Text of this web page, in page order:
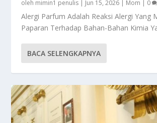
oleh mimin1 penulis | Jun 15, 2026 | Mom | 0
Alergi Parfum Adalah Reaksi Alergi Yang
Paparan Terhadap Bahan-Bahan Kimia
BACA SELENGKAPNYA